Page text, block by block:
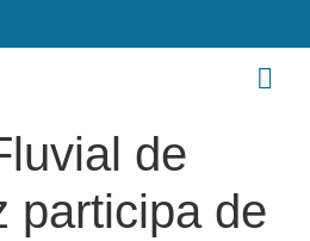
de
participa de